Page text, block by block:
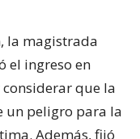
la magistrada
el ingreso en
que la
peligro para la
Además, fijó